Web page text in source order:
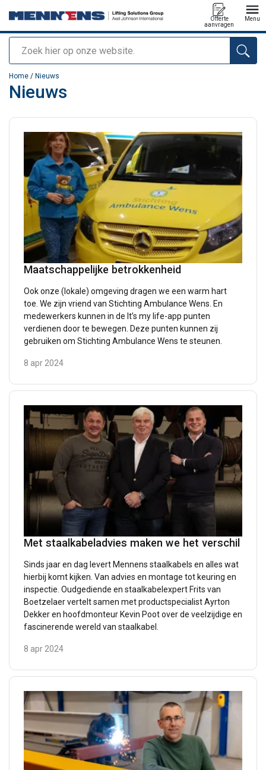
Zoeken
Offerte
aanvragen
Menu
toegevoegd aan uw offerte
Home / Nieuws
Nieuws
Maatschappelijke betrokkenheid
Ook onze (lokale) omgeving dragen we een warm hart
toe. We zijn vriend van Stichting Ambulance Wens. En
medewerkers kunnen in de It’s my life-app punten
verdienen door te bewegen. Deze punten kunnen zij
gebruiken om Stichting Ambulance Wens te steunen.
8 apr 2024
Met staalkabeladvies maken we het verschil
Sinds jaar en dag levert Mennens staalkabels en alles wat
hierbij komt kijken. Van advies en montage tot keuring en
inspectie. Oudgediende en staalkabelexpert Frits van
Boetzelaer vertelt samen met productspecialist Ayrton
Dekker en hoofdmonteur Kevin Poot over de veelzijdige en
fascinerende wereld van staalkabel.
8 apr 2024